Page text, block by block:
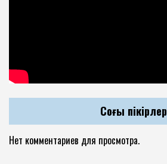
Соңғы пікірлер
Нет комментариев для просмотра.